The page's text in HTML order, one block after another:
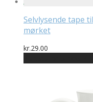
Selvlysende tape
mørket
kr.29.00